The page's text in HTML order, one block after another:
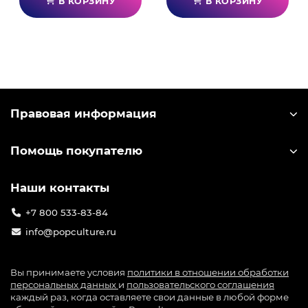
возможности, дополнительные игровые режимы,
а также улучшенный игровой процесс - все это
Правовая информация
Помощь покупателю
Наши контакты
+7 800 533-83-84
info@popculture.ru
Вы принимаете условия политики в отношении обработки
персональных данных и пользовательского соглашения
каждый раз, когда оставляете свои данные в любой форме